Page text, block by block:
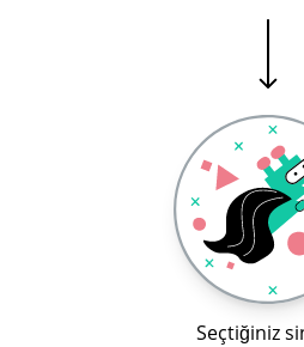
Seçtiğiniz